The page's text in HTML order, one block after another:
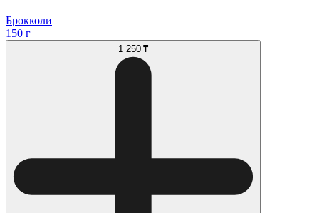
Брокколи
150 г
1 250 ₸